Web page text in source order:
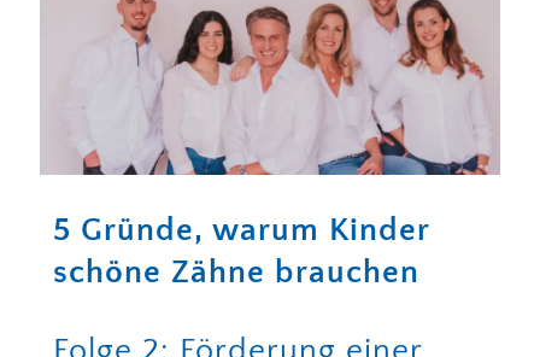
5 Gründe, warum Kinder
schöne Zähne brauchen